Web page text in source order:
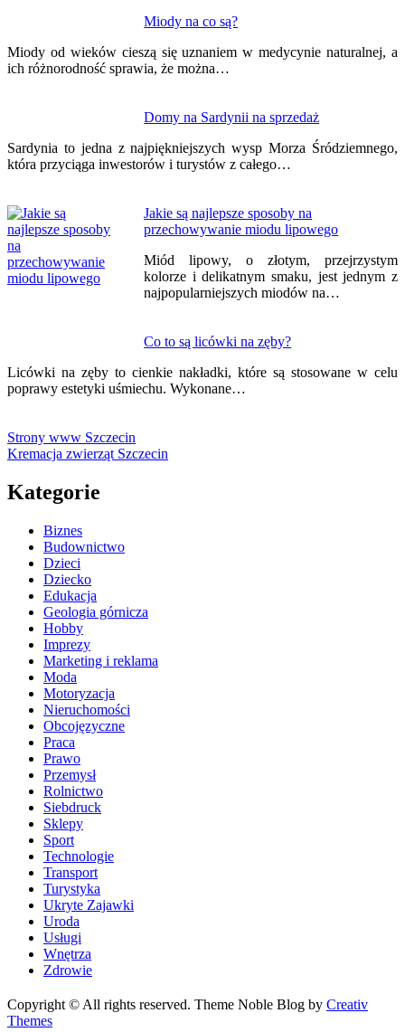
Miody na co są?
Miody od wieków cieszą się uznaniem w medycynie naturalnej, a
ich różnorodność sprawia, że można…
Domy na Sardynii na sprzedaż
Sardynia to jedna z najpiękniejszych wysp Morza Śródziemnego,
która przyciąga inwestorów i turystów z całego…
Jakie są najlepsze sposoby na
przechowywanie miodu lipowego
Miód lipowy, o złotym, przejrzystym
kolorze i delikatnym smaku, jest jednym z
najpopularniejszych miodów na…
Co to są licówki na zęby?
Licówki na zęby to cienkie nakładki, które są stosowane w celu
poprawy estetyki uśmiechu. Wykonane…
Strony www Szczecin
Kremacja zwierząt Szczecin
Kategorie
Biznes
Budownictwo
Dzieci
Dziecko
Edukacja
Geologia górnicza
Hobby
Imprezy
Marketing i reklama
Moda
Motoryzacja
Nieruchomości
Obcojęzyczne
Praca
Prawo
Przemysł
Rolnictwo
Siebdruck
Sklepy
Sport
Technologie
Transport
Turystyka
Ukryte Zajawki
Uroda
Usługi
Wnętrza
Zdrowie
Copyright © All rights reserved. Theme Noble Blog by Creativ
Themes